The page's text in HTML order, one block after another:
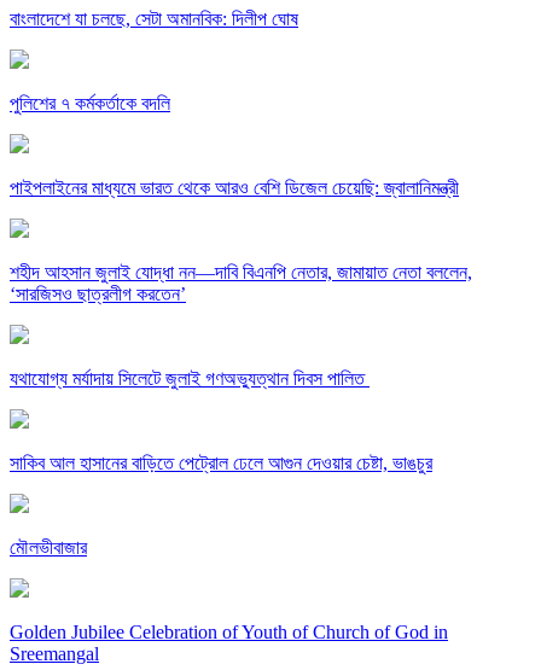
বাংলাদেশে যা চলছে, সেটা অমানবিক: দিলীপ ঘোষ
পুলিশের ৭ কর্মকর্তাকে বদলি
পাইপলাইনের মাধ্যমে ভারত থেকে আরও বেশি ডিজেল চেয়েছি: জ্বালানিমন্ত্রী
শহীদ আহসান জুলাই যোদ্ধা নন—দাবি বিএনপি নেতার, জামায়াত নেতা বললেন,
‘সারজিসও ছাত্রলীগ করতেন’
যথাযোগ্য মর্যাদায় সিলেটে জুলাই গণঅভ্যুত্থান দিবস পালিত
সাকিব আল হাসানের বাড়িতে পেট্রোল ঢেলে আগুন দেওয়ার চেষ্টা, ভাঙচুর
মৌলভীবাজার
Golden Jubilee Celebration of Youth of Church of God in
Sreemangal